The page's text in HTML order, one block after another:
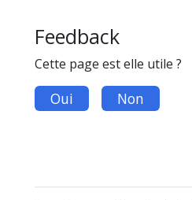
Feedback
Cette page est elle utile ?
Oui Non